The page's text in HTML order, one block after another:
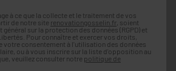
à ce que la collecte et le traitement de vos
de notre site renovationgosselin.fr , soient
sur la protection des données (RGPD) et
Pour connaître et exercer vos droits,
votre consentement à l'utilisation des données
ou à vous inscrire sur la liste d'opposition au
veuillez consulter notre politique de